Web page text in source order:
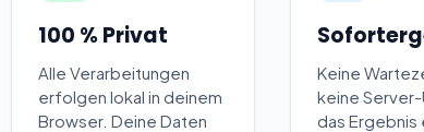
100 % Privat
Alle Verarbeitungen
erfolgen lokal in deinem
Browser. Deine Daten
Keine
keine
das Ergebnis